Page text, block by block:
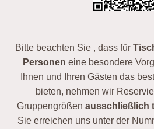
Bitte beachten Sie , dass für
Personen eine besondere
Ihnen und Ihren Gästen das
bieten, nehmen wir
Gruppengrößen ausschließlich
Sie erreichen uns unter der